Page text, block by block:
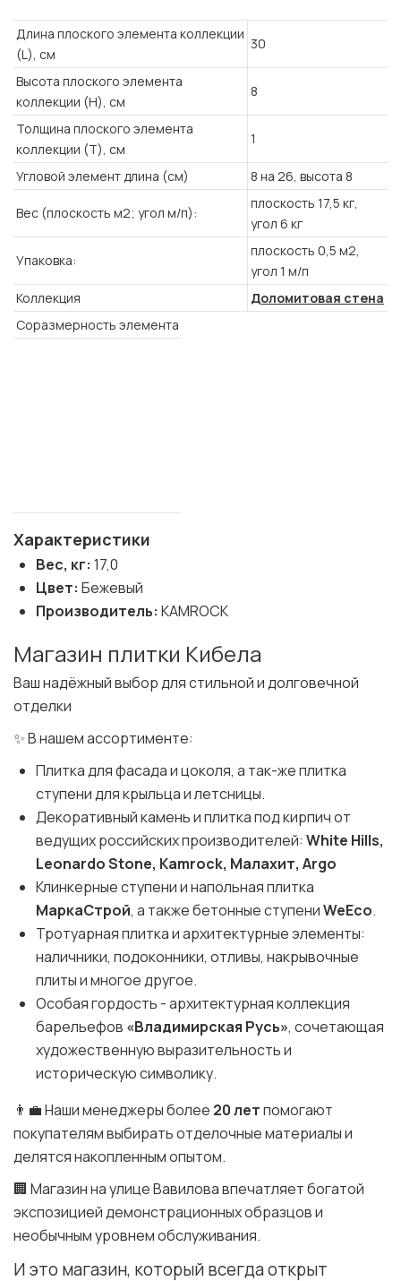
Длина плоского элемента коллекции
(L), см
30
Высота плоского элемента
коллекции (H), см
8
Толщина плоского элемента
коллекции (T), см
1
Угловой элемент длина (см) 8 на 26, высота 8
Вес (плоскость м2; угол м/п):
плоскость 17,5 кг,
угол 6 кг
Упаковка:
плоскость 0,5 м2,
угол 1 м/п
Коллекция
Доломитовая стена
Соразмерность элемента
Характеристики
Вес, кг: 17,0
Цвет: Бежевый
Производитель: KAMROCK
Магазин плитки Кибела
Ваш надёжный выбор для стильной и долговечной
отделки
✨ В нашем ассортименте:
Плитка для фасада и цоколя, а так-же плитка
ступени для крыльца и летсницы.
Декоративный камень и плитка под кирпич от
ведущих российских производителей: White Hills,
Leonardo Stone, Kamrock, Малахит, Argo
Клинкерные ступени и напольная плитка
МаркаСтрой, а также бетонные ступениWeEco.
Тротуарная плитка и архитектурные элементы:
наличники, подоконники, отливы, накрывочные
плиты и многое другое.
Особая гордость - архитектурная коллекция
барельефов «Владимирская Русь», сочетающая
художественную выразительность и
историческую символику.
👨‍💼 Наши менеджеры более 20 летпомогают
покупателям выбирать отделочные материалы и
делятся накопленным опытом.
🏢 Магазин на улице Вавилова впечатляет богатой
экспозицией демонстрационных образцов и
необычным уровнем обслуживания.
И это магазин, который всегда открыт